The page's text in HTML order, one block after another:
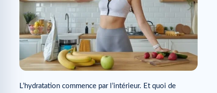
L’hydratation commence par l’intérieur. Et quoi de